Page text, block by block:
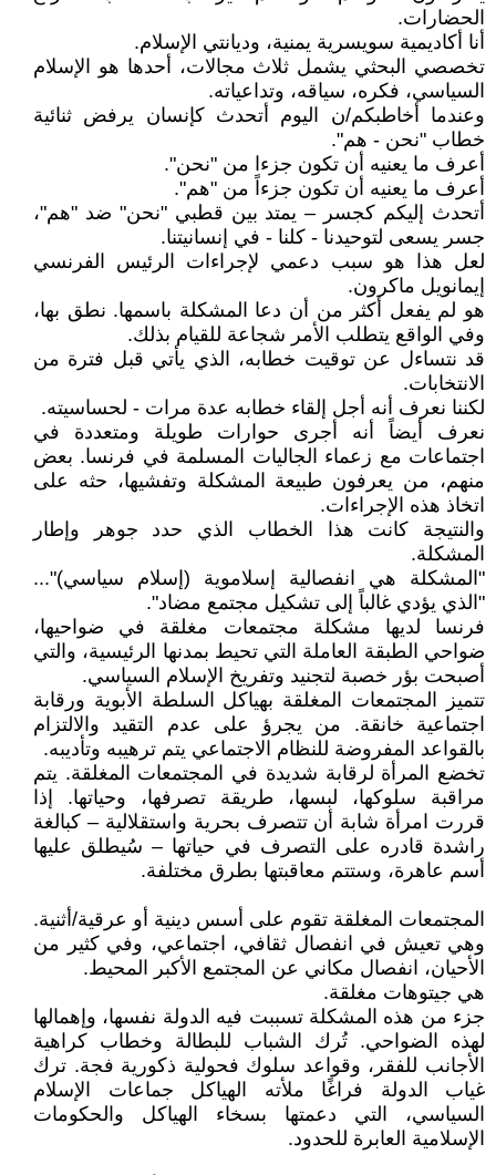
الحضارات.
أنا أكاديمية سويسرية يمنية، وديانتي الإسلام.
تخصصي البحثي يشمل ثلاث مجالات، أحدها هو الإسلام
السياسي، فكره، سياقه، وتداعياته.
وعندما أخاطبكم/ن اليوم أتحدث كإنسان يرفض ثنائية
خطاب "نحن - هم".
أعرف ما يعنيه أن تكون جزءا من "نحن".
أعرف ما يعنيه أن تكون جزءاً من "هم".
أتحدث إليكم كجسر – يمتد بين قطبي "نحن" ضد "هم"،
جسر يسعى لتوحيدنا - كلنا - في إنسانيتنا.
لعل هذا هو سبب دعمي لإجراءات الرئيس الفرنسي
إيمانويل ماكرون.
هو لم يفعل أكثر من أن دعا المشكلة باسمها. نطق بها،
وفي الواقع يتطلب الأمر شجاعة للقيام بذلك.
قد نتساءل عن توقيت خطابه، الذي يأتي قبل فترة من
الانتخابات.
لكننا نعرف أنه أجل إلقاء خطابه عدة مرات - لحساسيته.
نعرف أيضاً أنه أجرى حوارات طويلة ومتعددة في
اجتماعات مع زعماء الجاليات المسلمة في فرنسا. بعض
منهم، من يعرفون طبيعة المشكلة وتفشيها، حثه على
اتخاذ هذه الإجراءات.
والنتيجة كانت هذا الخطاب الذي حدد جوهر وإطار
المشكلة.
"المشكلة هي انفصالية إسلاموية (إسلام سياسي)"...
"الذي يؤدي غالباً إلى تشكيل مجتمع مضاد".
فرنسا لديها مشكلة مجتمعات مغلقة في ضواحيها،
ضواحي الطبقة العاملة التي تحيط بمدنها الرئيسية، والتي
أصبحت بؤر خصبة لتجنيد وتفريخ الإسلام السياسي.
تتميز المجتمعات المغلقة بهياكل السلطة الأبوية ورقابة
اجتماعية خانقة. من يجرؤ على عدم التقيد والالتزام
بالقواعد المفروضة للنظام الاجتماعي يتم ترهيبه وتأديبه.
تخضع المرأة لرقابة شديدة في المجتمعات المغلقة. يتم
مراقبة سلوكها، لبسها، طريقة تصرفها، وحياتها. إذا
قررت امرأة شابة أن تتصرف بحرية واستقلالية – كبالغة
راشدة قادره على التصرف في حياتها – سُيطلق عليها
أسم عاهرة، وستتم معاقبتها بطرق مختلفة.
المجتمعات المغلقة تقوم على أسس دينية أو عرقية/أثنية.
وهي تعيش في انفصال ثقافي، اجتماعي، وفي كثير من
الأحيان، انفصال مكاني عن المجتمع الأكبر المحيط.
هي جيتوهات مغلقة.
جزء من هذه المشكلة تسببت فيه الدولة نفسها، وإهمالها
لهذه الضواحي. تُرك الشباب للبطالة وخطاب كراهية
الأجانب للفقر، وقواعد سلوك فحولية ذكورية فجة. ترك
غياب الدولة فراغًا ملأته الهياكل جماعات الإسلام
السياسي، التي دعمتها بسخاء الهياكل والحكومات
الإسلامية العابرة للحدود.